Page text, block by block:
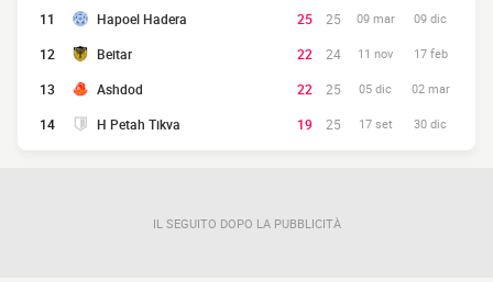
11 Hapoel Hadera 25 25 09 mar 09 dic
12 Beitar 22 24 11 nov 17 feb
13 Ashdod 22 25 05 dic 02 mar
14 H Petah Tikva 19 25 17 set 30 dic
IL SEGUITO DOPO LA PUBBLICITÀ